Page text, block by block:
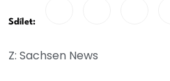
Sdílet:
Z: Sachsen News